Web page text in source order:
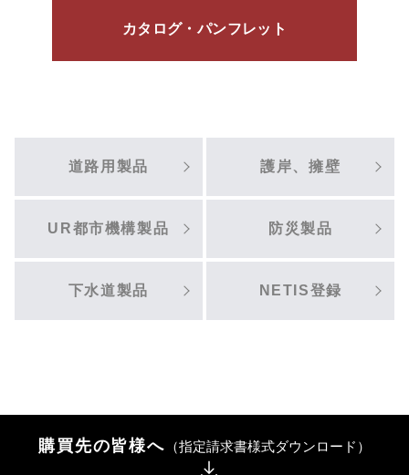
カタログ・パンフレット
道路用製品 護岸、擁壁
UR都市機構製品 防災製品
下水道製品 NETIS登録
購買先の皆様へ （指定請求書様式ダウンロード）